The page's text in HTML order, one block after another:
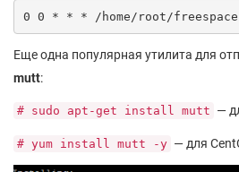
0 0 * * * /home/root/
Еще одна популярная утилита для
mutt:
# sudo apt-get install mutt —
# yum install mutt -y — для